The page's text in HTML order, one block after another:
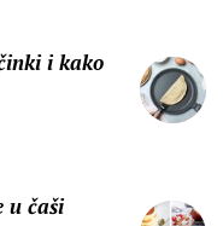
i kako
u čaši